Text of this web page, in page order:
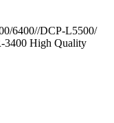
6400//DCP-L5500/
3400 High Quality